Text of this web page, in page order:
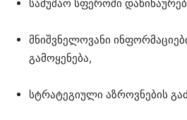
სამუშაო სფეროში
მნიშვნელოვანი
გამოყენება,
სტრატეგიული აზროვნების